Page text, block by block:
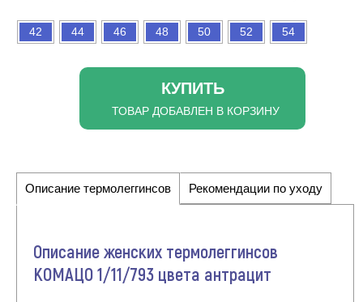
42 44 46 48 50 52 54
КУПИТЬ
ТОВАР ДОБАВЛЕН В КОРЗИНУ
Описание термолеггинсов Рекомендации по уходу
Описание женских термолеггинсов
КОМАЦО 1/11/793 цвета антрацит